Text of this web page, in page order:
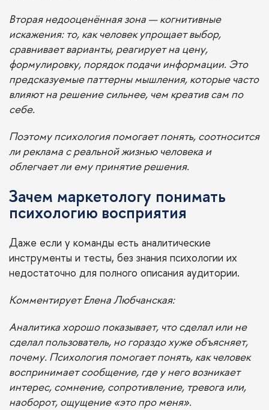
Вторая недооценённая зона — когнитивные
искажения: то, как человек упрощает выбор,
сравнивает варианты, реагирует на цену,
формулировку, порядок подачи информации. Это
предсказуемые паттерны мышления, которые часто
влияют на решение сильнее, чем креатив сам по
себе.
Поэтому психология помогает понять, соотносится
ли реклама с реальной жизнью человека и
облегчает ли ему принятие решения.
Зачем маркетологу понимать
психологию восприятия
Даже если у команды есть аналитические
инструменты и тесты, без знания психологии их
недостаточно для полного описания аудитории.
Комментирует Елена Любчанская:
Аналитика хорошо показывает, что сделал или не
сделал пользователь, но гораздо хуже объясняет,
почему. Психология помогает понять, как человек
воспринимает сообщение, где у него возникает
интерес, сомнение, сопротивление, тревога или,
наоборот, ощущение «это про меня».